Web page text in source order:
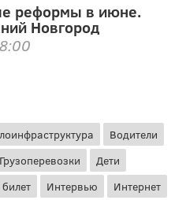
реформы в июне.
Новгород
Водители
Грузоперевозки
Дети
Интервью
Интернет